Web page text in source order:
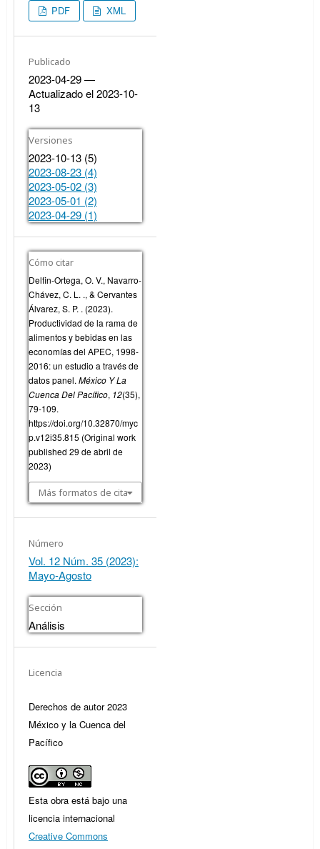
PDF XML
Publicado
2023-04-29 —
Actualizado el 2023-10-
13
Versiones
2023-10-13 (5)
2023-08-23 (4)
2023-05-02 (3)
2023-05-01 (2)
2023-04-29 (1)
Cómo citar
Delfin-Ortega, O. V., Navarro-
Chávez, C. L. ., & Cervantes
Álvarez, S. P. . (2023).
Productividad de la rama de
alimentos y bebidas en las
economías del APEC, 1998-
2016: un estudio a través de
datos panel. México Y La
Cuenca Del Pacífico, 12(35),
79-109.
https://doi.org/10.32870/myc
p.v12i35.815 (Original work
published 29 de abril de
2023)
Más formatos de cita
Número
Vol. 12 Núm. 35 (2023):
Mayo-Agosto
Sección
Análisis
Licencia
Derechos de autor 2023
México y la Cuenca del
Pacífico
Esta obra está bajo una
licencia internacional
Creative Commons